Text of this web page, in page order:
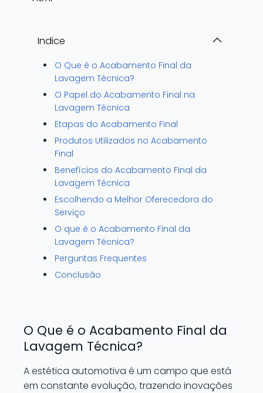
Indice
O Que é o Acabamento Final da
Lavagem Técnica?
O Papel do Acabamento Final na
Lavagem Técnica
Etapas do Acabamento Final
Produtos Utilizados no Acabamento
Final
Benefícios do Acabamento Final da
Lavagem Técnica
Escolhendo a Melhor Oferecedora do
Serviço
O que é o Acabamento Final da
Lavagem Técnica?
Perguntas Frequentes
Conclusão
O Que é o Acabamento Final da
Lavagem Técnica?
A estética automotiva é um campo que está
em constante evolução, trazendo inovações